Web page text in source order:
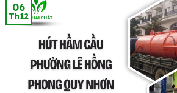
06
Th12